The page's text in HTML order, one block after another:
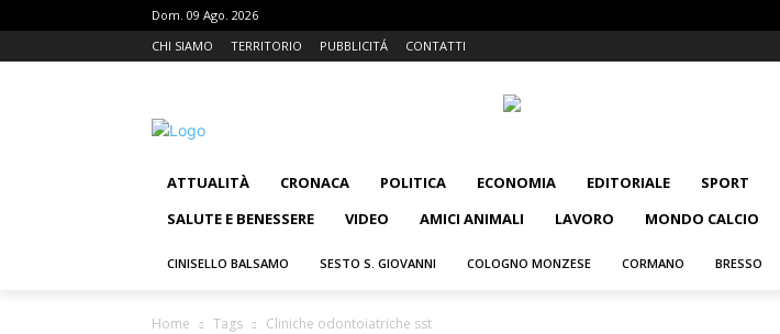
Dom. 09 Ago. 2026
CHI SIAMO
TERRITORIO PUBBLICITÁ CONTATTI
ATTUALITÀ CRONACA POLITICA ECONOMIA EDITORIALE SPORT
SALUTE E BENESSERE
VIDEO AMICI ANIMALI LAVORO MONDO CALCIO
CINISELLO BALSAMO SESTO S. GIOVANNI COLOGNO MONZESE CORMANO BRESSO
Home Tags Cliniche odontoiatriche sst